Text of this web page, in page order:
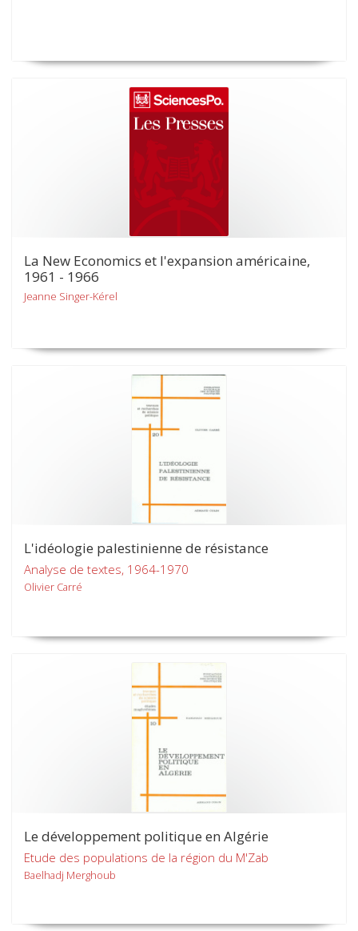
La New Economics et l'expansion américaine,
1961 - 1966
Jeanne Singer-Kérel
L'idéologie palestinienne de résistance
Analyse de textes, 1964-1970
Olivier Carré
Le développement politique en Algérie
Etude des populations de la région du M'Zab
Baelhadj Merghoub